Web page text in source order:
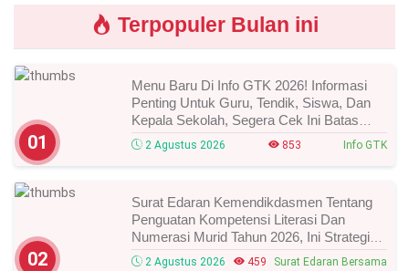
Terpopuler Bulan ini
01
Menu Baru Di Info GTK 2026! Informasi
Penting Untuk Guru, Tendik, Siswa, Dan
Kepala Sekolah, Segera Cek Ini Batas
Waktunya!
2 Agustus 2026 853 Info GTK
02
Surat Edaran Kemendikdasmen Tentang
Penguatan Kompetensi Literasi Dan
Numerasi Murid Tahun 2026, Ini Strategi
Dan Alurnya
2 Agustus 2026 459 Surat Edaran Bersama